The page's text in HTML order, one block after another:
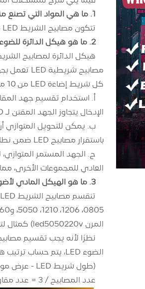
تتكون مصابيح الشريط LED من FPC، LED، مقاومات رقاقة، سيليكون مقاوم للماء، أطراف توصيل ومواد أخرى.
2. ما هو هيكل الدائرة للضوء الشريطي LED؟
كل شريط إضاءة LED من 10 مجموعات دوائر مكونة متصلة على التوازي. مزايا تصميم هيكل الدائرة بهذه الطريقة هي:
الإدخال يتجاوز الجهد المقنن لـ LED.
باستقرار مصابيح LED ضمن نطاق التيار، وبالتالي زيادة عمر خدمة مصابيح LED بشكل كبير.
العادي للمجموعات الأخرى،
3. ما هو الهيكل المادي لأضواء الشريط LED؟
المرن led5050220v) كمثال لتوضيح هيكلها المادي.
الضوء LED، يتم حساب ترتيب هيكله المادي وفقًا للصيغة التالية:
(طول شريط LED - عرض موضع القطع × عدد القطع) / عدد مصابيح LED = تباعد LED.
عدد المصابيح / 3 = عدد مقاومات الرقاقة